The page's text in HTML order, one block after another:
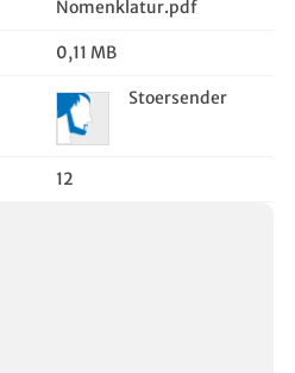
Nomenklatur.pdf
0,11 MB
Stoersender
12